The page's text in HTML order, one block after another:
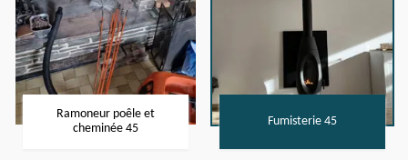
Ramoneur poêle et
cheminée 45
Fumisterie 45